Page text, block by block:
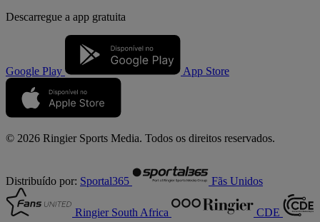
Descarregue a app gratuita
Google Play App Store
© 2026 Ringier Sports Media. Todos os direitos reservados.
Distribuído por: Sportal365 Fãs Unidos
Ringier South Africa CDE